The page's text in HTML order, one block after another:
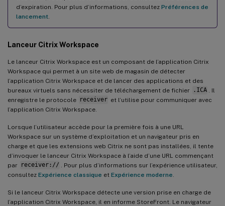
d’expiration. Pour plus d’informations, consultez Préférences de
lancement
Lanceur Citrix Workspace
Le lanceur Citrix Workspace est un composant de l’application Citrix
Workspace qui permet à un site web de magasin de détecter
l’application Citrix Workspace et de lancer des applications et des
bureaux virtuels sans nécessiter de téléchargement de fichier
.ICA
. Il
enregistre le protocole receiver et l’utilise pour communiquer avec
l’application Citrix Workspace.
Lorsque l’utilisateur accède pour la première fois à une URL
Workspace sur un système d’exploitation et un navigateur pris en
charge et que les extensions web Citrix ne sont pas installées, il tente
d’invoquer le lanceur Citrix Workspace à l’aide d’une URL commençant
par receiver://
. Pour plus d’informations sur l’expérience utilisateur,
consultez Expérience classique et Expérience moderne
Si le lanceur Citrix Workspace détecte une version prise en charge de
l’application Citrix Workspace, il en informe StoreFront. Le navigateur